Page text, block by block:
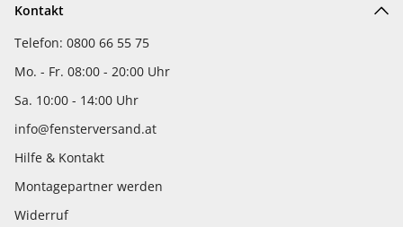
Kontakt
Telefon: 0800 66 55 75
Mo. - Fr. 08:00 - 20:00 Uhr
Sa. 10:00 - 14:00 Uhr
info@fensterversand.at
Hilfe & Kontakt
Montagepartner werden
Widerruf